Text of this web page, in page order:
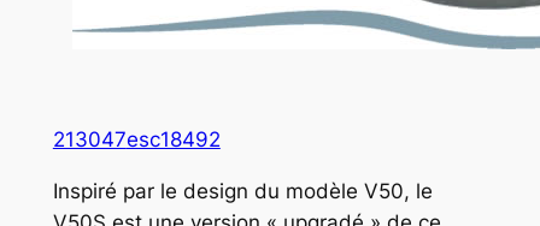
213047esc18492
Inspiré par le design du modèle V50, le